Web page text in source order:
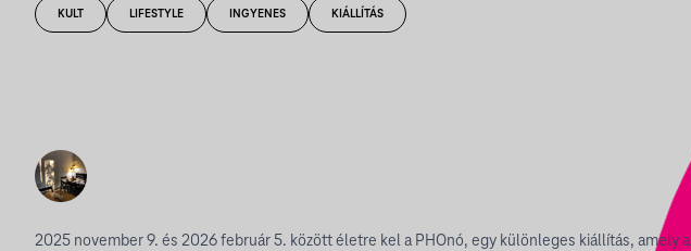
KULT LIFESTYLE INGYENES KIÁLLÍTÁS
2025 november 9. és 2026 február 5. között életre kel a PHOnó, egy különleges kiállítás, amely a